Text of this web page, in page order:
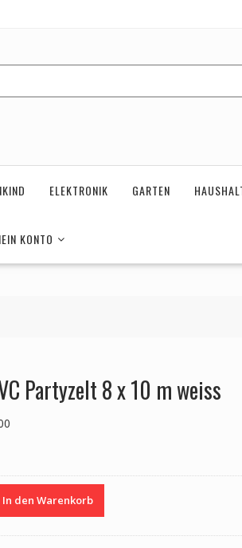
ELEKTRONIK GARTEN
KONTO
Partyzelt 8 x 10 m weiss
In den Warenkorb